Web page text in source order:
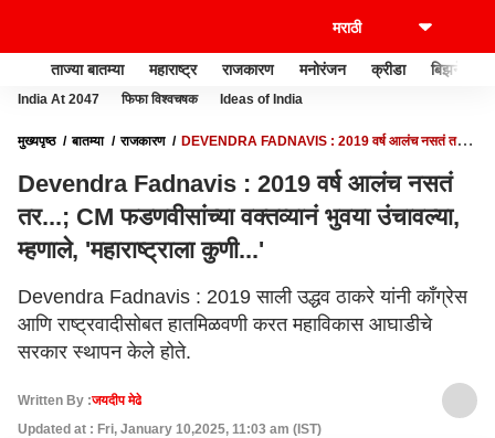
ताज्या बातम्या महाराष्ट्र राजकारण मनोरंजन क्रीडा बिझनेस
India At 2047 फिफा विश्वचषक Ideas of India
मुख्यपृष्ठ बातम्या राजकारण
DEVENDRA FADNAVIS : 2019 वर्ष आलंच नसतं तर...;
Devendra Fadnavis : 2019 वर्ष आलंच नसतं
तर...; CM फडणवीसांच्या वक्तव्यानं भुवया उंचावल्या,
म्हणाले, 'महाराष्ट्राला कुणी...'
Devendra Fadnavis : 2019 साली उद्धव ठाकरे यांनी काँग्रेस
आणि राष्ट्रवादीसोबत हातमिळवणी करत महाविकास आघाडीचे
सरकार स्थापन केले होते.
Written By :जयदीप मेढे
Updated at : Fri, January 10,2025, 11:03 am (IST)